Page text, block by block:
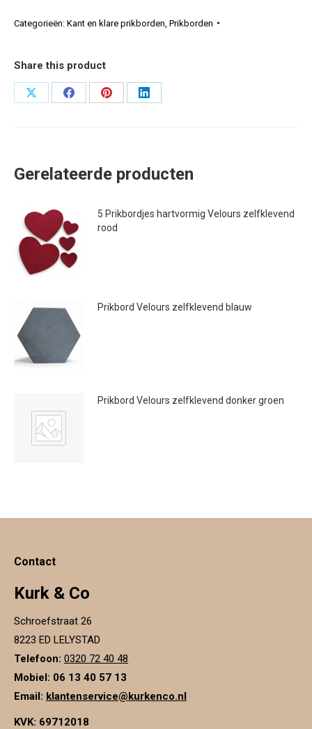
Categorieën: Kant en klare prikborden Prikborden
Share this product
Deel
Deel
Deel
Deel
Gerelateerde producten
5 Prikbordjes hartvormig Velours zelfklevend
rood
Prikbord Velours zelfklevend blauw
Prikbord Velours zelfklevend donker groen
Contact
Kurk & Co
Schroefstraat 26
8223 ED LELYSTAD
Telefoon: 0320 72 40 48
Mobiel: 06 13 40 57 13
Email: klantenservice@kurkenco.nl
KVK: 69712018